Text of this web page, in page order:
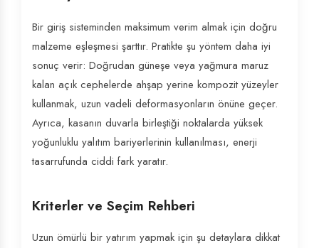
Bir giriş sisteminden maksimum verim almak için doğru
malzeme eşleşmesi şarttır. Pratikte şu yöntem daha iyi
sonuç verir: Doğrudan güneşe veya yağmura maruz
kalan açık cephelerde ahşap yerine kompozit yüzeyler
kullanmak, uzun vadeli deformasyonların önüne geçer.
Ayrıca, kasanın duvarla birleştiği noktalarda yüksek
yoğunluklu yalıtım bariyerlerinin kullanılması, enerji
tasarrufunda ciddi fark yaratır.
Kriterler ve Seçim Rehberi
Uzun ömürlü bir yatırım yapmak için şu detaylara dikkat